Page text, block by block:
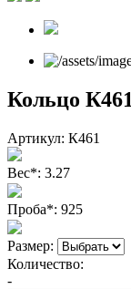
Кольцо К461
Артикул: К461
Вес*: 3.27
Проба*: 925
Размер:
Количество:
-